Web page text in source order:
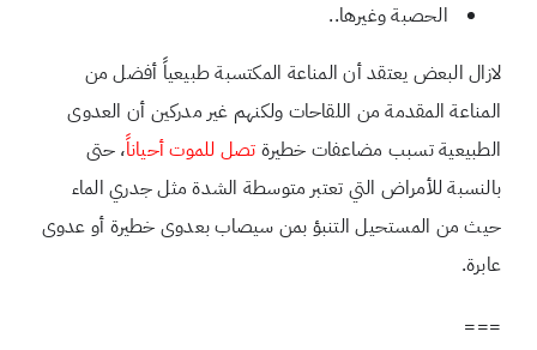
الحصبة وغيرها..
لازال البعض يعتقد أن المناعة المكتسبة طبيعياً أفضل من
المناعة المقدمة من اللقاحات ولكنهم غير مدركين أن العدوى
الطبيعية تسبب مضاعفات خطيرة تصل للموت أحياناً، حتى
بالنسبة للأمراض التي تعتبر متوسطة الشدة مثل جدري الماء
حيث من المستحيل التنبؤ بمن سيصاب بعدوى خطيرة أو عدوى
عابرة.
===